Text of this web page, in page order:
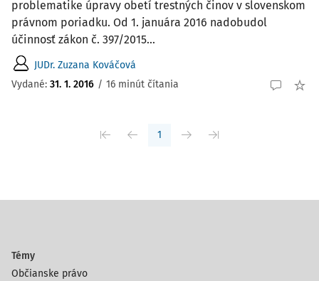
problematike úpravy obetí trestných činov v slovenskom
právnom poriadku. Od 1. januára 2016 nadobudol
účinnosť zákon č. 397/2015...
JUDr. Zuzana Kováčová
Vydané: 31. 1. 2016 / 16 minút čítania
1
Témy
Občianske právo